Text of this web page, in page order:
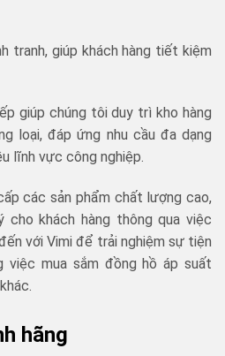
tranh, giúp khách hàng tiết kiệm
giúp chúng tôi duy trì kho hàng
loại, đáp ứng nhu cầu đa dạng
lĩnh vực công nghiệp.
các sản phẩm chất lượng cao,
cho khách hàng thông qua việc
với Vimi để trải nghiệm sự tiện
việc mua sắm đồng hồ áp suất
hãng